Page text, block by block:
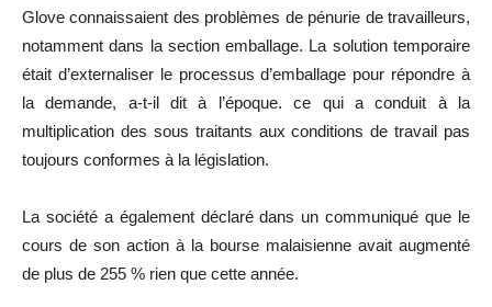
Glove connaissaient des problèmes de pénurie de travailleurs,
notamment dans la section emballage. La solution temporaire
était d’externaliser le processus d’emballage pour répondre à
la demande, a-t-il dit à l’époque. ce qui a conduit à la
multiplication des sous traitants aux conditions de travail pas
toujours conformes à la législation.
La société a également déclaré dans un communiqué que le
cours de son action à la bourse malaisienne avait augmenté
de plus de 255 % rien que cette année.